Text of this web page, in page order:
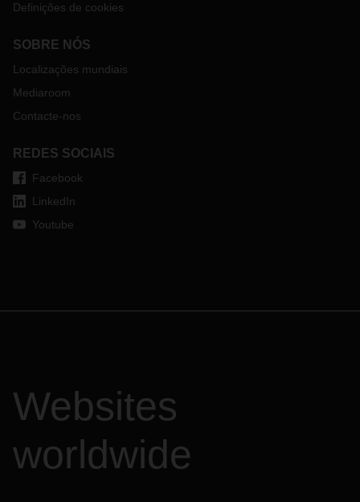
Definições de cookies
SOBRE NÓS
Localizações mundiais
Mediaroom
Contacte-nos
REDES SOCIAIS
Facebook
LinkedIn
Youtube
Websites
worldwide